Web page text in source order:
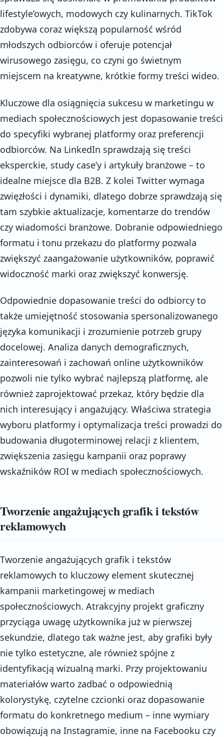
lifestyle’owych, modowych czy kulinarnych. TikTok
zdobywa coraz większą popularność wśród
młodszych odbiorców i oferuje potencjał
wirusowego zasięgu, co czyni go świetnym
miejscem na kreatywne, krótkie formy treści wideo.
Kluczowe dla osiągnięcia sukcesu w marketingu w
mediach społecznościowych jest dopasowanie treści
do specyfiki wybranej platformy oraz preferencji
odbiorców. Na LinkedIn sprawdzają się treści
eksperckie, study case’y i artykuły branżowe – to
idealne miejsce dla B2B. Z kolei Twitter wymaga
zwięzłości i dynamiki, dlatego dobrze sprawdzają się
tam szybkie aktualizacje, komentarze do trendów
czy wiadomości branżowe. Dobranie odpowiedniego
formatu i tonu przekazu do platformy pozwala
zwiększyć zaangażowanie użytkowników, poprawić
widoczność marki oraz zwiększyć konwersję.
Odpowiednie dopasowanie treści do odbiorcy to
także umiejętność stosowania spersonalizowanego
języka komunikacji i zrozumienie potrzeb grupy
docelowej. Analiza danych demograficznych,
zainteresowań i zachowań online użytkowników
pozwoli nie tylko wybrać najlepszą platformę, ale
również zaprojektować przekaz, który będzie dla
nich interesujący i angażujący. Właściwa strategia
wyboru platformy i optymalizacja treści prowadzi do
budowania długoterminowej relacji z klientem,
zwiększenia zasięgu kampanii oraz poprawy
wskaźników ROI w mediach społecznościowych.
Tworzenie angażujących grafik i tekstów
reklamowych
Tworzenie angażujących grafik i tekstów
reklamowych to kluczowy element skutecznej
kampanii marketingowej w mediach
społecznościowych. Atrakcyjny projekt graficzny
przyciąga uwagę użytkownika już w pierwszej
sekundzie, dlatego tak ważne jest, aby grafiki były
nie tylko estetyczne, ale również spójne z
identyfikacją wizualną marki. Przy projektowaniu
materiałów warto zadbać o odpowiednią
kolorystykę, czytelne czcionki oraz dopasowanie
formatu do konkretnego medium – inne wymiary
obowiązują na Instagramie, inne na Facebooku czy